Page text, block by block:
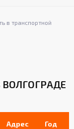
в транспортной
Адрес Год